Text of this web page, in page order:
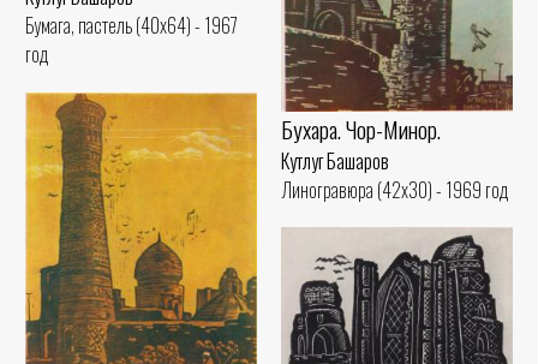
Бумага, пастель (40x64) - 1967
год
Бухара. Чор-Минор.
Кутлуг Башаров
Линогравюра (42x30) - 1969 год